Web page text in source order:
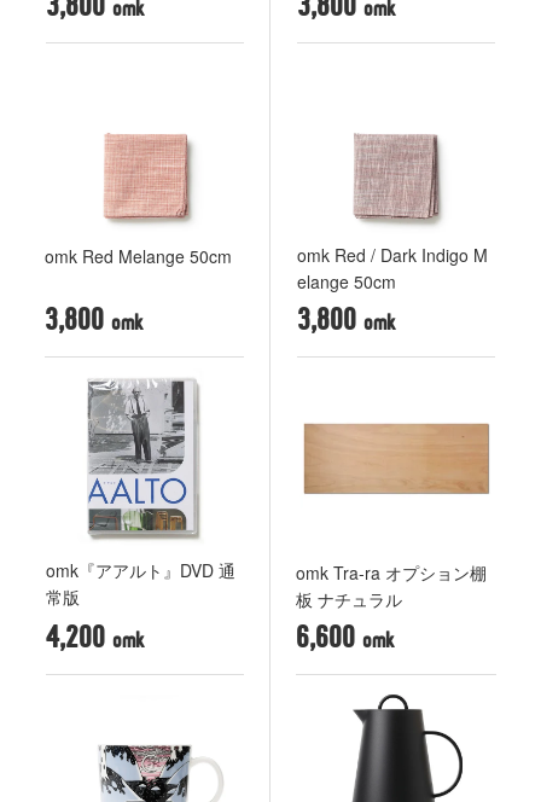
omk Red Melange 50cm
3,800
omk Red / Dark Indigo M
elange 50cm
3,800
omk『アアルト』DVD 通
常版
4,200
omk Tra-ra オプション棚
板 ナチュラル
6,600